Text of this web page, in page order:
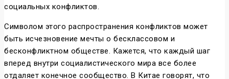
социальных конфликтов.
Символом этого распространения конфликтов может
быть исчезновение мечты о бесклассовом и
бесконфликтном обществе. Кажется, что каждый шаг
вперед внутри социалистического мира все более
отдаляет конечное сообщество. В Китае говорят, что